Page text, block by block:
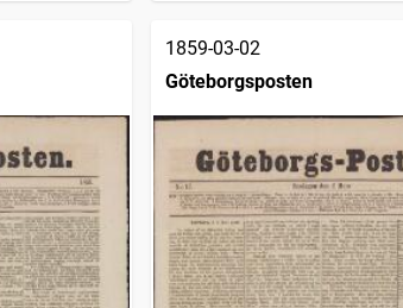
1859-03-02
Göteborgsposten